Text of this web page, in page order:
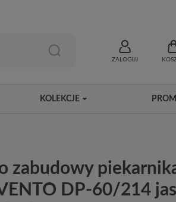
ZALOGUJ
KOLEKCJE
zabudowy
DP-60/214